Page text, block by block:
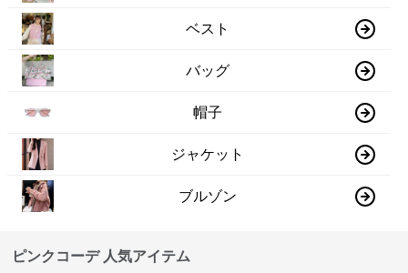
ベスト
バッグ
帽子
ジャケット
ブルゾン
ピンクコーデ 人気アイテム